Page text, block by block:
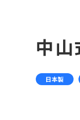
中
日本製